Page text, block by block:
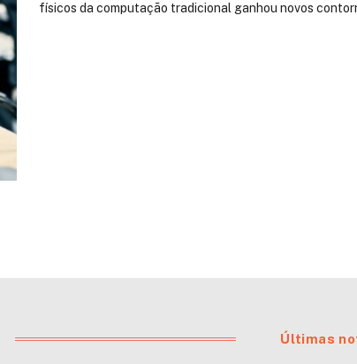
físicos da computação tradicional ganhou novos
Últimas